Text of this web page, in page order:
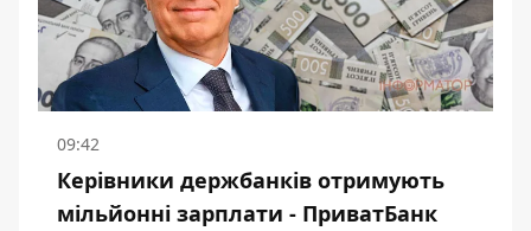
09:42
Керівники держбанків отримують
мільйонні зарплати - ПриватБанк